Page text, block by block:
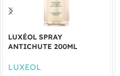
LUXÉOL SPRAY
ANTICHUTE 200ML
LUXEOL